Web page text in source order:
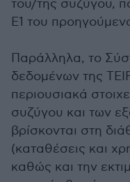
του/της συζύγου,
Ε1 του
Παράλληλα, το
δεδομένων της
περιουσιακά
συζύγου και των
βρίσκονται στη
(καταθέσεις και
καθώς και την